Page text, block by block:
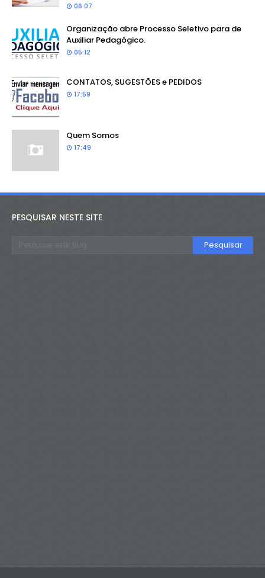
06:07
Organização abre Processo Seletivo para de
Auxiliar Pedagógico.
05:12
CONTATOS, SUGESTÕES e PEDIDOS
17:59
Quem Somos
17:49
PESQUISAR NESTE SITE